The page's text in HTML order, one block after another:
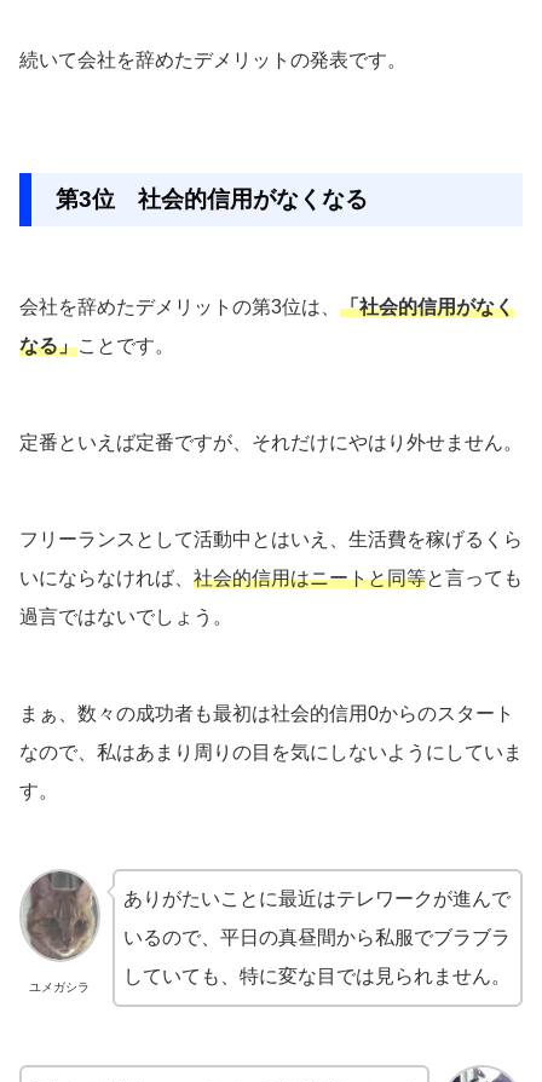
続いて会社を辞めたデメリットの発表です。
第3位 社会的信用がなくなる
会社を辞めたデメリットの第3位は、 「社会的信用がなく
なる」ことです。
定番といえば定番ですが、それだけにやはり外せません。
フリーランスとして活動中とはいえ、生活費を稼げるくら
いにならなければ、 社会的信用はニートと同等と言っても
過言ではないでしょう。
まぁ、数々の成功者も最初は社会的信用0からのスタート
なので、私はあまり周りの目を気にしないようにしていま
す。
ユメガシラ
ありがたいことに最近はテレワークが進んで
いるので、平日の真昼間から私服でブラブラ
していても、特に変な目では見られません。